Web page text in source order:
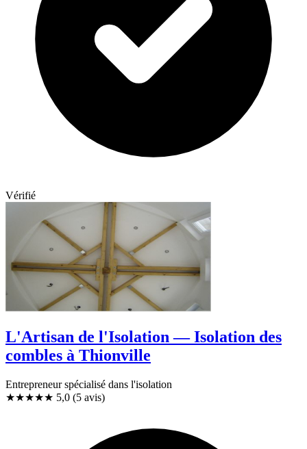
Vérifié
L'Artisan de l'Isolation — Isolation des
combles à Thionville
Entrepreneur spécialisé dans l'isolation
★★★★★ 5,0 (5 avis)